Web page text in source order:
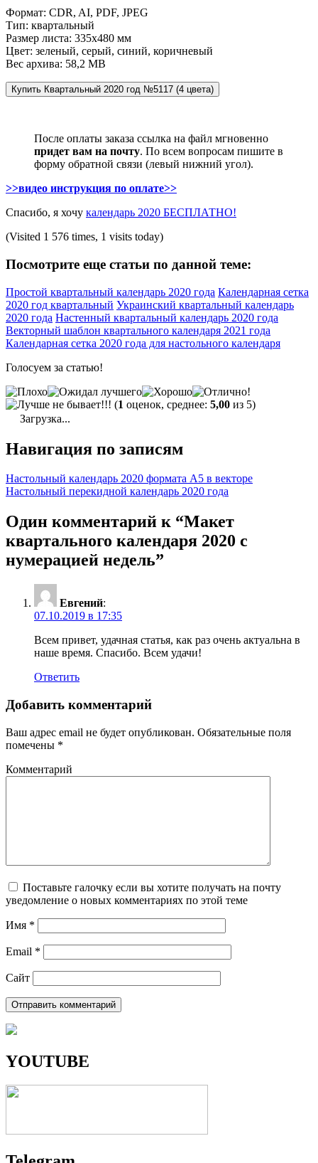
Формат: CDR, AI, PDF, JPEG
Тип: квартальный
Размер листа: 335х480 мм
Цвет: зеленый, серый, синий, коричневый
Вес архива: 58,2 МВ
После оплаты заказа ссылка на файл мгновенно
придет вам на почту. По всем вопросам пишите в
форму обратной связи (левый нижний угол).
>>видео инструкция по оплате>>
Спасибо, я хочу календарь 2020 БЕСПЛАТНО!
(Visited 1 576 times, 1 visits today)
Посмотрите еще статьи по данной теме:
Простой квартальный календарь 2020 года Календарная сетка
2020 год квартальный Украинский квартальный календарь
2020 года Настенный квартальный календарь 2020 года
Векторный шаблон квартального календаря 2021 года
Календарная сетка 2020 года для настольного календаря
Голосуем за статью!
(1 оценок, среднее: 5,00 из 5)
Загрузка...
Навигация по записям
Настольный календарь 2020 формата А5 в векторе
Настольный перекидной календарь 2020 года
Один комментарий к “Макет
квартального календаря 2020 с
нумерацией недель”
Евгений:
07.10.2019 в 17:35
Всем привет, удачная статья, как раз очень актуальна в
наше время. Спасибо. Всем удачи!
Ответить
Добавить комментарий
Ваш адрес email не будет опубликован. Обязательные поля
помечены *
Комментарий
Поставьте галочку если вы хотите получать на почту
уведомление о новых комментариях по этой теме
Имя *
Email *
Сайт
YOUTUBE